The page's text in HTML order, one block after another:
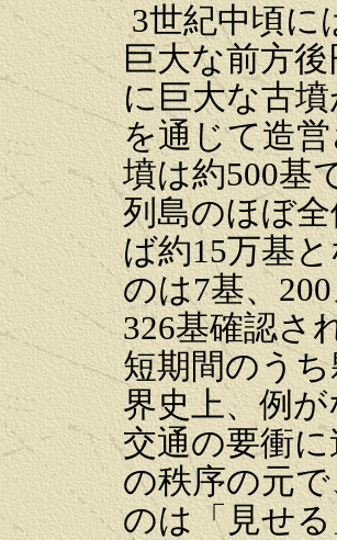
3世紀中頃に
巨大な前方
に巨大な古
を通じて造
墳は約500基
列島のほぼ
ば約15万基
のは7基、
326基確認さ
短期間のう
界史上、例
交通の要衝
の秩序の元
のは「見せ